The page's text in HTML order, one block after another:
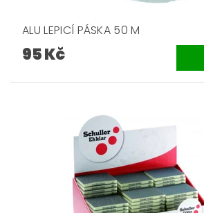
ALU LEPICÍ PÁSKA 50 M
95 Kč